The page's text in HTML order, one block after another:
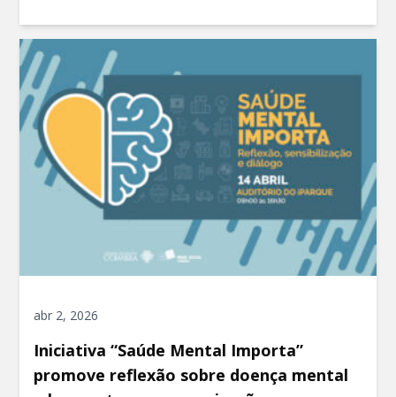
abr 2, 2026
Iniciativa “Saúde Mental Importa”
promove reflexão sobre doença mental